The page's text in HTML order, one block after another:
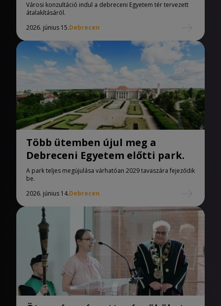
Városi konzultáció indul a debreceni Egyetem tér tervezett
átalakításáról.
2026. június 15.Debrecen
Több ütemben újul meg a
Debreceni Egyetem előtti park.
A park teljes megújulása várhatóan 2029 tavaszára fejeződik
be.
2026. június 14.Debrecen